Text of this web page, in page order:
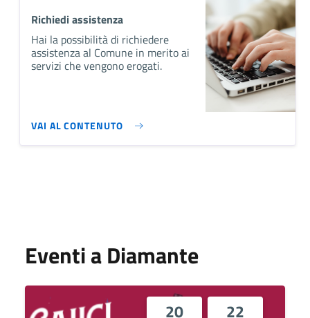
Richiedi assistenza
Hai la possibilità di richiedere
assistenza al Comune in merito ai
servizi che vengono erogati.
VAI AL CONTENUTO
Eventi a Diamante
20 22